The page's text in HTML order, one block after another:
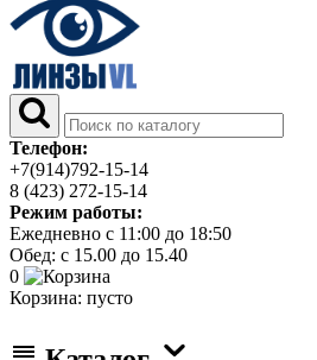
Телефон:
+7(914)792-15-14
8 (423) 272-15-14
Режим работы:
Ежедневно с 11:00 до 18:50
Обед: с 15.00 до 15.40
0
Корзина: пусто